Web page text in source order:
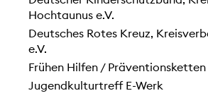
Hochtaunus e.V.
Deutsches Rotes Kreuz,
e.V.
Frühen Hilfen /
Jugendkulturtreff E-Werk